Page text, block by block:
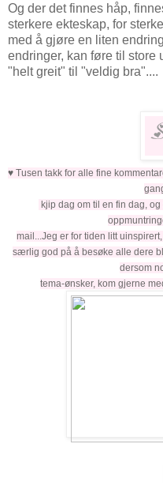
Og der det finnes håp,
sterkere ekteskap, for
med å gjøre en liten
endringer, kan føre til store
"helt greit" til "veldig bra"....
♥ Tusen takk for alle fine
kjip dag om til en fin dag, og
mail...Jeg er for tiden litt
særlig god på å besøke alle dere
dersom
tema-ønsker, kom gjerne